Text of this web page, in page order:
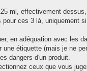
ml, effectivement
pour ces 3 là, uniquement
en adéquation avec les
étiquette (mais je ne
dangers d'un produit.
ceux que vous